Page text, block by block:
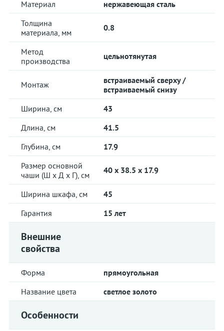
Материал
нержавеющая сталь
Толщина
материала, мм
0.8
Метод
производства
цельнотянутая
Монтаж
встраиваемый сверху /
встраиваемый снизу
Ширина, см
43
Длина, см
41.5
Глубина, см
17.9
Размер основной
чаши (Ш х Д х Г), см
40 x 38.5 x 17.9
Ширина шкафа, см
45
Гарантия
15 лет
Внешние
свойства
Форма
прямоугольная
Название цвета
светлое золото
Особенности